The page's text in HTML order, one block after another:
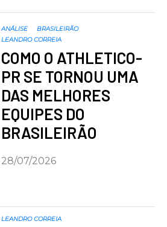
ANÁLISE
BRASILEIRÃO
LEANDRO CORREIA
COMO O ATHLETICO-
PR SE TORNOU UMA
DAS MELHORES
EQUIPES DO
BRASILEIRÃO
28/07/2026
LEANDRO CORREIA